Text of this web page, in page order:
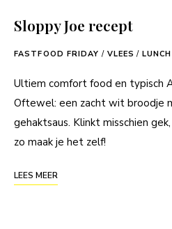
Sloppy Joe recept
FASTFOOD FRIDAY / VLEES / LUNCH
Ultiem comfort food en typisch
Oftewel: een zacht wit broodje
gehaktsaus. Klinkt misschien
zo maak je het zelf!
LEES MEER